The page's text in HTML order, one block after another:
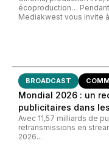
écoproduction…
Mediakwest vous invite
BROADCAST
Mondial 2026 : un
publicitaires dans
Avec 11,57 milliards de
retransmissions en
2026...